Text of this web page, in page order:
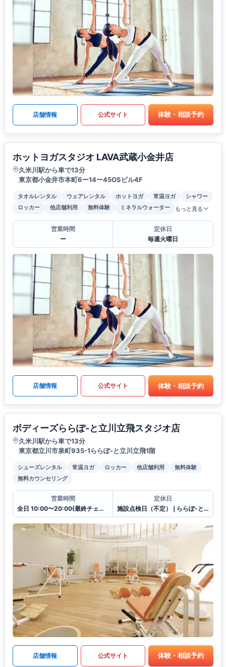
店舗情報 公式サイト 体験・相談予約
ホットヨガスタジオ LAVA武蔵小金井店
久米川駅から車で13分
東京都小金井市本町6ー14ー45OSビル4F
タオルレンタル ウェアレンタル ホットヨガ 常温ヨガ
シャワー
ロッカー
他店舗利用 無料体験 ミネラルウォーター もっと見る
営業時間
ー
定休日
毎週火曜日
店舗情報 公式サイト 体験・相談予約
ボディーズららぽ-と立川立飛スタジオ店
久米川駅から車で13分
東京都立川市泉町935-1ららぽ-と立川立飛1階
シューズレンタル 常温ヨガ ロッカー 他店舗利用
無料体験
無料カウンセリング
営業時間
全日 10:00〜20:00(最終チェックイン19:30)
定休日
施設点検日（不定）❘ららぽ-と立川立飛休館日（連動）
店舗情報 公式サイト 体験・相談予約